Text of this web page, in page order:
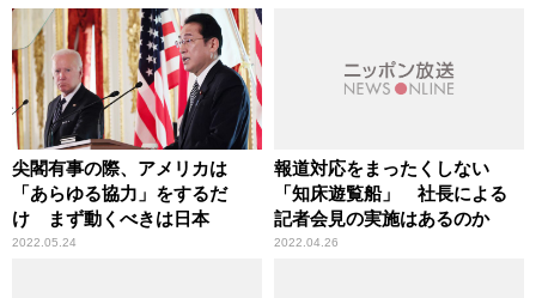
尖閣有事の際、アメリカは
「あらゆる協力」をするだ
け まず動くべきは日本
2022.05.24
報道対応をまったくしない
「知床遊覧船」 社長による
記者会見の実施はあるのか
2022.04.26